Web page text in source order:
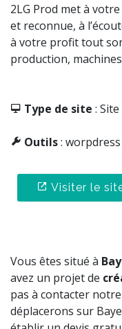
2LG Prod met à
et reconnue, à
à votre profit tout
production,
Type de site :
Outils: worpdress
Visiter le
Vous êtes situé à
avez un projet de
pas à contacter notre
déplacerons sur